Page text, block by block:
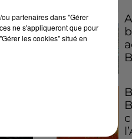
partenaires dans "Gérer
ne s'appliqueront que pour
les cookies" situé en